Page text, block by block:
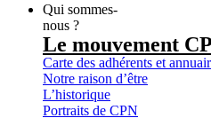
Qui sommes-
nous ?
Le mouvement
Carte des adhérents et
Notre raison d’être
L’historique
Portraits de CPN